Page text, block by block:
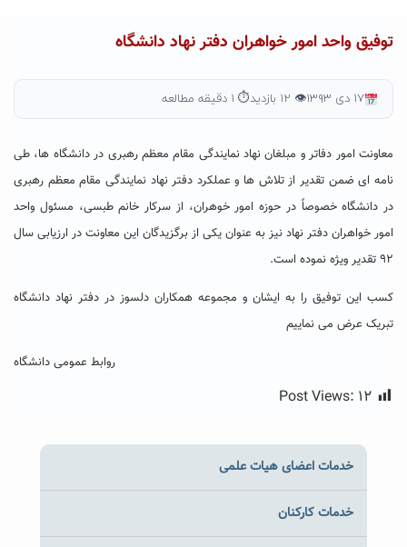
توفیق واحد امور خواهران دفتر نهاد دانشگاه
۱۷ دی ۱۳۹۳ 👁 ۱۲ بازدید ⏱ ۱ دقیقه مطالعه
معاونت امور دفاتر و مبلغان نهاد نمایندگی مقام معظم رهبری در دانشگاه ها، طی
نامه ای ضمن تقدیر از تلاش ها و عملکرد دفتر نهاد نمایندگی مقام معظم رهبری
در دانشگاه خصوصاً در حوزه امور خوهران، از سرکار خانم طبسی، مسئول واحد
امور خواهران دفتر نهاد نیز به عنوان یکی از برگزیدگان این معاونت در ارزیابی سال
۹۲ تقدیر ویژه نموده است.
کسب این توفیق را به ایشان و مجموعه همکاران دلسوز در دفتر نهاد دانشگاه
تبریک عرض می نماییم
روابط عمومی دانشگاه
Post Views: ۱۲
خدمات اعضای هیات علمی
خدمات کارکنان